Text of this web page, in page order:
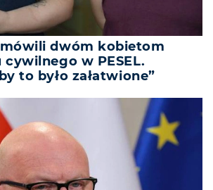
dwóm kobietom
w PESEL.
to było załatwione”